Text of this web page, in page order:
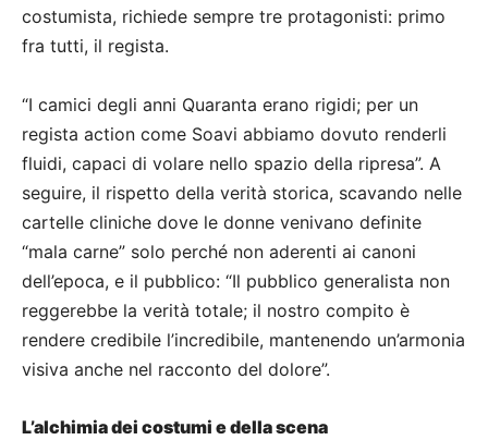
costumista, richiede sempre tre protagonisti: primo
fra tutti, il regista.
“I camici degli anni Quaranta erano rigidi; per un
regista action come Soavi abbiamo dovuto renderli
fluidi, capaci di volare nello spazio della ripresa”. A
seguire, il rispetto della verità storica, scavando nelle
cartelle cliniche dove le donne venivano definite
“mala carne” solo perché non aderenti ai canoni
dell’epoca, e il pubblico: “Il pubblico generalista non
reggerebbe la verità totale; il nostro compito è
rendere credibile l’incredibile, mantenendo un’armonia
visiva anche nel racconto del dolore”.
L’alchimia dei costumi e della scena